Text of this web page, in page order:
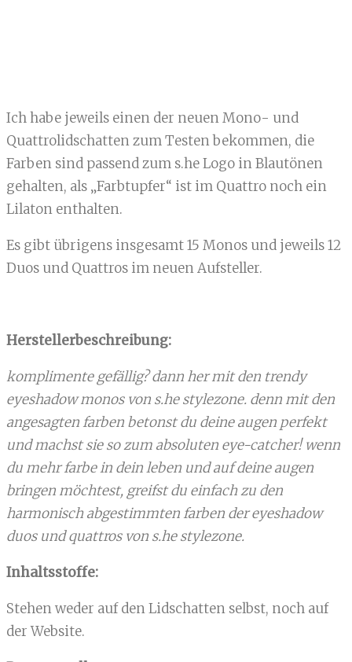
Ich habe jeweils einen der neuen Mono- und
Quattrolidschatten zum Testen bekommen, die
Farben sind passend zum s.he Logo in Blautönen
gehalten, als „Farbtupfer“ ist im Quattro noch ein
Lilaton enthalten.
Es gibt übrigens insgesamt 15 Monos und jeweils 12
Duos und Quattros im neuen Aufsteller.
Herstellerbeschreibung:
komplimente gefällig? dann her mit den trendy
eyeshadow monos von s.he stylezone. denn mit den
angesagten farben betonst du deine augen perfekt
und machst sie so zum absoluten eye-catcher! wenn
du mehr farbe in dein leben und auf deine augen
bringen möchtest, greifst du einfach zu den
harmonisch abgestimmten farben der eyeshadow
duos und quattros von s.he stylezone.
Inhaltsstoffe:
Stehen weder auf den Lidschatten selbst, noch auf
der Website.